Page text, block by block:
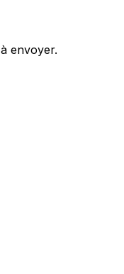
envoyer.